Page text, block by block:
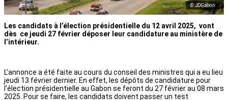
© JDGabon
Les candidats à l’élection présidentielle du 12 avril 2025, vont
dès ce jeudi 27 février déposer leur candidature au ministère de
l’intérieur.
L’annonce a été faite au cours du conseil des ministres qui a eu lieu
jeudi 13 février dernier. En effet, les dépôts de candidature pour
l’élection présidentielle au Gabon se feront du 27 février au 08 mars
2025. Pour se faire, les candidats doivent passer un test